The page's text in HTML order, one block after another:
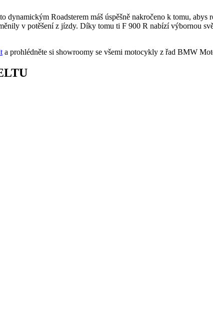
Roadsterem máš úspěšně nakročeno k tomu,
v potěšení z jízdy. Díky tomu ti F 900 R nabízí výbornou
a prohlédněte si showroomy se všemi motocykly z řad BMW